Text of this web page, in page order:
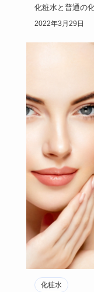
化粧水と普通の
果もあるのです…
2022年3月29日
化粧水